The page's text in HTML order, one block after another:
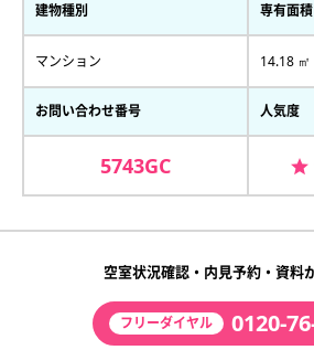
建物種別
マンション
専有面積
14.18 ㎡
お問い合わせ番号
5743GC
人気度
空室状況確認・内見予約・資料
フリーダイヤル 0120-